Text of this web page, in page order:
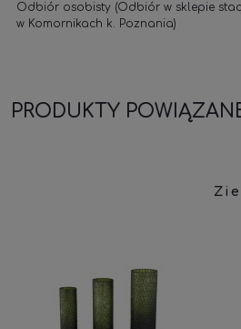
Odbiór osobisty (Odbiór w sklepie
w Komornikach k. Poznania)
PRODUKTY